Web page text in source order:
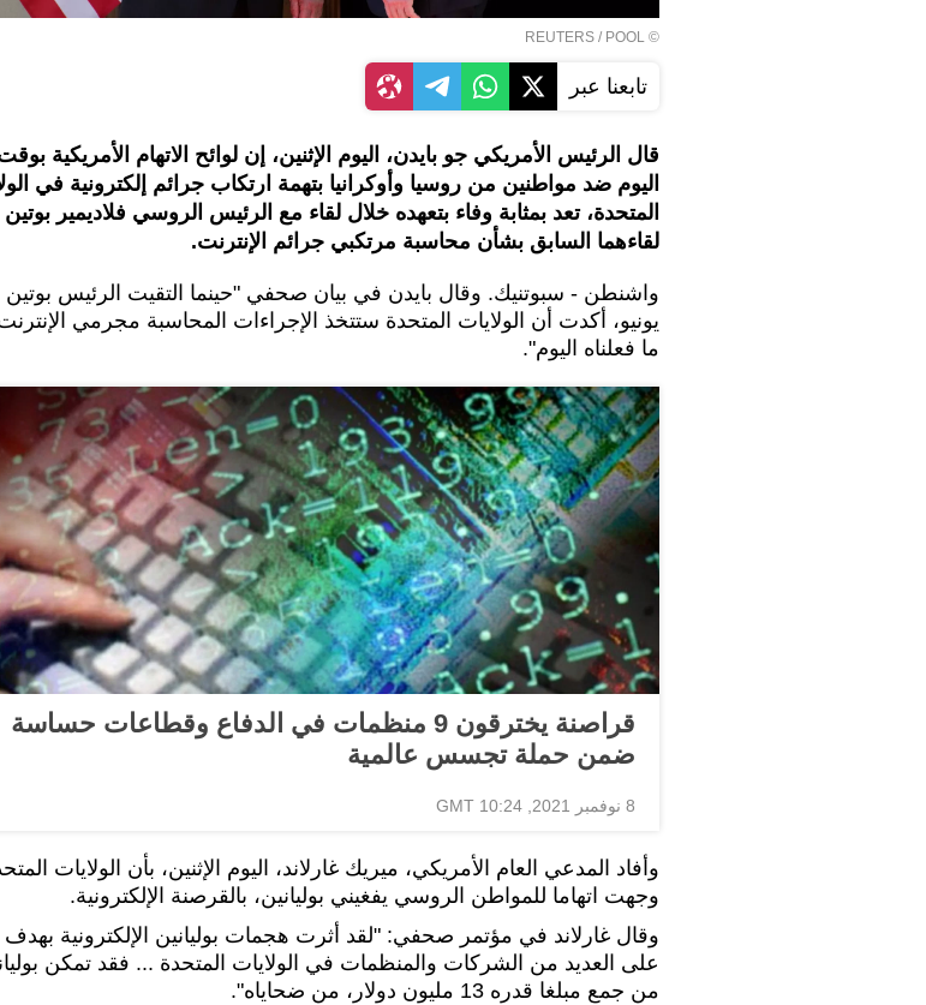
©
REUTERS / POOL
تابعنا عبر
قال الرئيس الأمريكي جو بايدن، اليوم الإثنين، إن لوائح الاتهام الأمريكية
اليوم ضد مواطنين من روسيا وأوكرانيا بتهمة ارتكاب جرائم إلكترونية في
المتحدة، تعد بمثابة وفاء بتعهده خلال لقاء مع الرئيس الروسي فلاديمير
لقاءهما السابق بشأن محاسبة مرتكبي جرائم الإنترنت.
واشنطن - سبوتنيك. وقال بايدن في بيان صحفي "حينما التقيت الرئيس
يونيو، أكدت أن الولايات المتحدة ستتخذ الإجراءات المحاسبة مجرمي
ما فعلناه اليوم".
قراصنة يخترقون 9 منظمات في الدفاع وقطاعات حساسة
ضمن حملة تجسس عالمية
8 نوفمبر 2021, 10:24 GMT
وأفاد المدعي العام الأمريكي، ميريك غارلاند، اليوم الإثنين، بأن الولايات
وجهت اتهاما للمواطن الروسي يفغيني بوليانين، بالقرصنة الإلكترونية.
وقال غارلاند في مؤتمر صحفي: "لقد أثرت هجمات بوليانين الإلكترونية بهدف
على العديد من الشركات والمنظمات في الولايات المتحدة ... فقد تمكن
من جمع مبلغا قدره 13 مليون دولار، من ضحاياه".